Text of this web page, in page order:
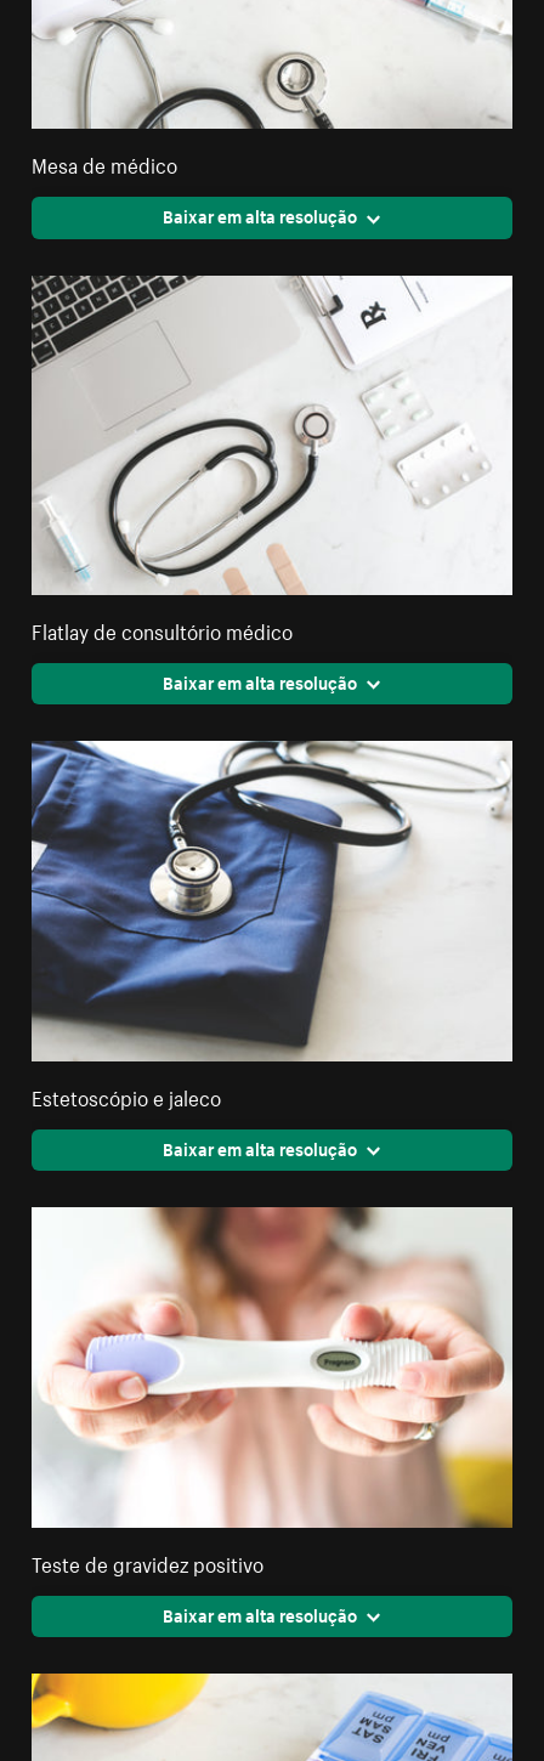
Mesa de médico
Baixar em alta resolução
Flatlay de consultório médico
Baixar em alta resolução
Estetoscópio e jaleco
Baixar em alta resolução
Teste de gravidez positivo
Baixar em alta resolução